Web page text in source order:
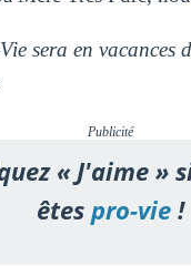
sera en vacances
Publicité
« J'aime »
êtespro-vie!